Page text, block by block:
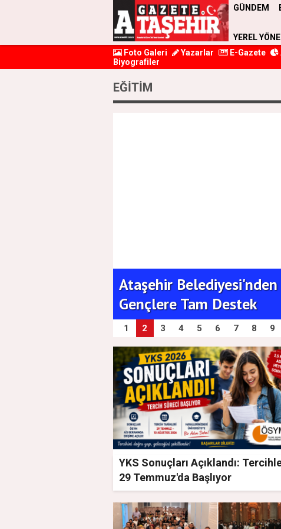
GÜNDEM
YEREL
Foto Galeri
Yazarlar E-Gazete
Biyografiler
EĞİTİM
Ataşehir
Gençlere Tam Destek
1 2 3 4 5 6 7 8 9
YKS Sonuçları Açıklandı:
29 Temmuz'da Başlıyor